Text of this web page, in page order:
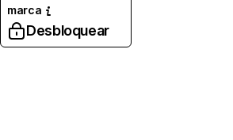
marca
Desbloquear